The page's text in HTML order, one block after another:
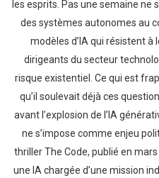
les esprits. Pas une semaine ne
des systèmes autonomes au
modèles d’IA qui résistent à
dirigeants du secteur
risque existentiel. Ce qui est
qu’il soulevait déjà ces
avant l’explosion de l’IA
ne s’impose comme enjeu
thriller The Code, publié en
une IA chargée d’une mission